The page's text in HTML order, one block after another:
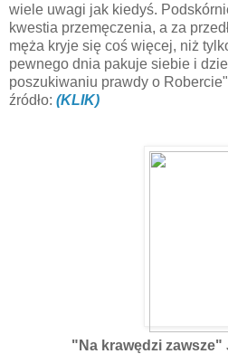
wiele uwagi jak kiedyś.
kwestia przemęczenia, a za
męża kryje się coś więcej, niż
pewnego dnia pakuje siebie i
poszukiwaniu prawdy o Robercie"
źródło: (KLIK)
"Na krawędzi zawsze"